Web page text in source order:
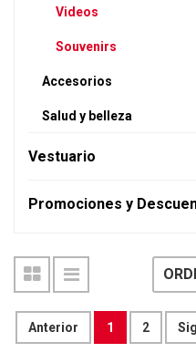
Videos
Souvenirs
Accesorios
Salud y belleza
Vestuario
Promociones y
Anterior 1 2